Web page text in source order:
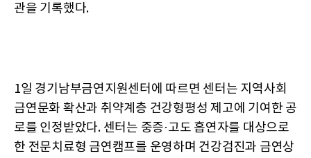
관을 기록했다.
1일 경기남부금연지원센터에 따르면 센터는 지역사회
금연문화 확산과 취약계층 건강형평성 제고에 기여한 공
로를 인정받았다. 센터는 중증·고도 흡연자를 대상으로
한 전문치료형 금연캠프를 운영하며 건강검진과 금연상